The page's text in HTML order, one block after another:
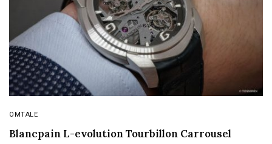
OMTALE
Blancpain L-evolution Tourbillon Carrousel